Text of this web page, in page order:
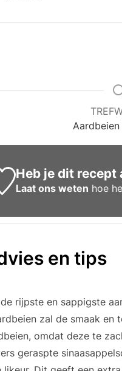
Heb je dit recept
Laat ons weten hoe
en tips
rijpste en sappigste
zal de smaak
omdat deze te
geraspte